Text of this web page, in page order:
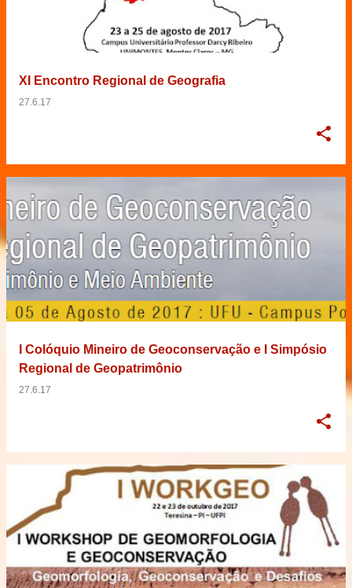
XI Encontro Regional de Geografia
27.6.17
I Colóquio Mineiro de Geoconservação e I Simpósio
Regional de Geopatrimônio
27.6.17